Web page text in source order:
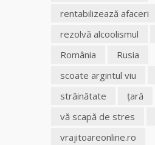
rentabilizează afaceri
rezolvă alcoolismul
România
Rusia
scoate argintul viu
străinătate
ţară
vă scapă de stres
vrajitoareonline.ro